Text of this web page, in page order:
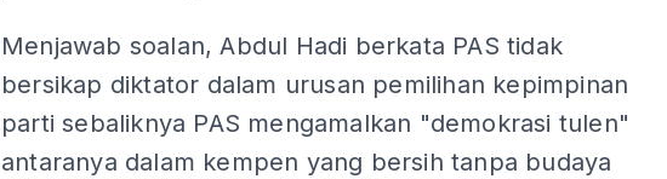
Menjawab soalan, Abdul Hadi berkata PAS tidak
bersikap diktator dalam urusan pemilihan kepimpinan
parti sebaliknya PAS mengamalkan "demokrasi tulen"
antaranya dalam kempen yang bersih tanpa budaya